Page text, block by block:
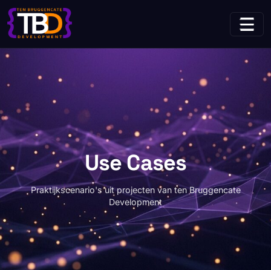
Home Use Cases
Use Cases
Praktijkscenario's uit projecten van ten Bruggencate
Development